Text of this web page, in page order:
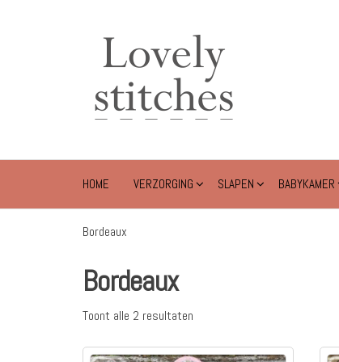
HOME VERZORGING SLAPEN BABYKAMER
Bordeaux
Bordeaux
Toont alle 2 resultaten